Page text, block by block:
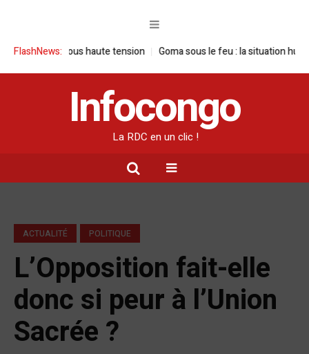
FlashNews:
haute tension Goma sous le feu : la situation humanitaire se
Infocongo
La RDC en un clic !
ACTUALITÉ POLITIQUE
L’Opposition fait-elle
donc si peur à l’Union
Sacrée ?